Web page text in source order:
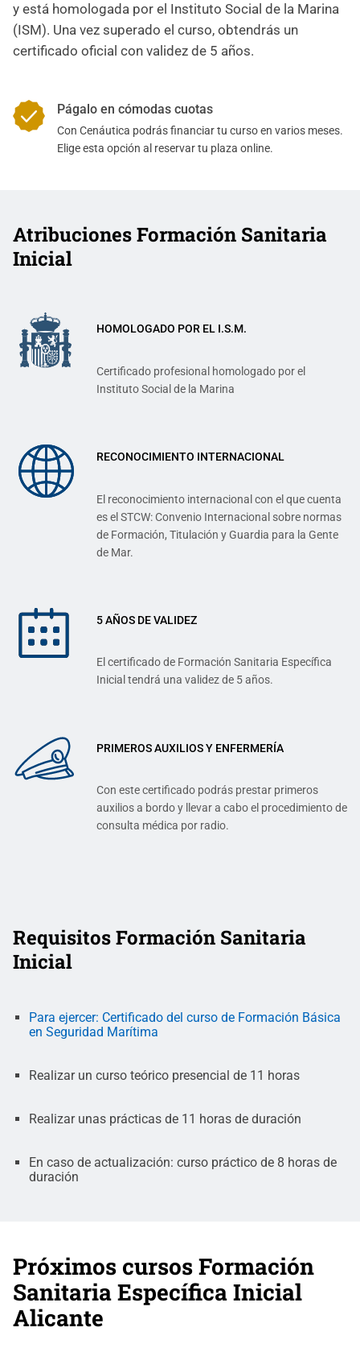
y está homologada por el Instituto Social de la Marina
(ISM). Una vez superado el curso, obtendrás un
certificado oficial con validez de 5 años.
Págalo en cómodas cuotas
Con Cenáutica podrás financiar tu curso en varios meses.
Elige esta opción al reservar tu plaza online.
Atribuciones Formación Sanitaria
Inicial
HOMOLOGADO POR EL I.S.M.
Certificado profesional homologado por el
Instituto Social de la Marina
RECONOCIMIENTO INTERNACIONAL
El reconocimiento internacional con el que cuenta
es el STCW: Convenio Internacional sobre normas
de Formación, Titulación y Guardia para la Gente
de Mar.
5 AÑOS DE VALIDEZ
El certificado de Formación Sanitaria Específica
Inicial tendrá una validez de 5 años.
PRIMEROS AUXILIOS Y ENFERMERÍA
Con este certificado podrás prestar primeros
auxilios a bordo y llevar a cabo el procedimiento de
consulta médica por radio.
Requisitos Formación Sanitaria
Inicial
Para ejercer: Certificado del curso de Formación Básica
en Seguridad Marítima
Realizar un curso teórico presencial de 11 horas
Realizar unas prácticas de 11 horas de duración
En caso de actualización: curso práctico de 8 horas de
duración
Próximos cursos Formación
Sanitaria Específica Inicial
Alicante